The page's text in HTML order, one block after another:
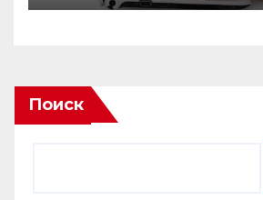
Поиск